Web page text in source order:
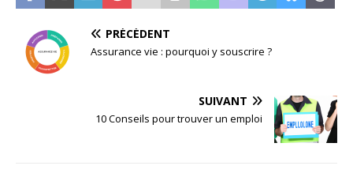
PRÉCÉDENT
Assurance vie : pourquoi y souscrire ?
SUIVANT
10 Conseils pour trouver un emploi